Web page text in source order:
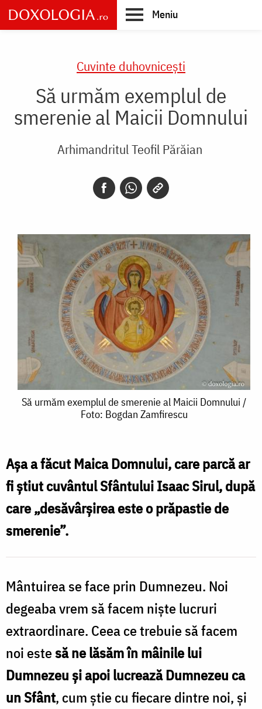
Skip
to
main
Meniu
Cuvinte duhovnicești
Să urmăm exemplul de
smerenie al Maicii Domnului
Arhimandritul Teofil Părăian
Să
de
smerenie
al
Foto:
Bogdan
Zamfirescu
Să urmăm exemplul de smerenie al Maicii Domnului /
Foto: Bogdan Zamfirescu
Așa a făcut Maica Domnului, care parcă ar
fi știut cuvântul Sfântului Isaac Sirul, după
care „desăvârșirea este o prăpastie de
smerenie”.
Mântuirea se face prin Dumnezeu. Noi
degeaba vrem să facem niște lucruri
extraordinare. Ceea ce trebuie să facem
noi estesă ne lăsăm în mâinile lui
Dumnezeu și apoi lucrează Dumnezeu ca
un Sfânt, cum știe cu fiecare dintre noi, și